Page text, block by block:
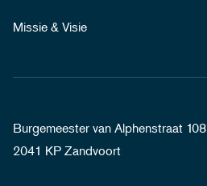
Missie & Visie
Burgemeester van Alphenstraat 108
2041 KP Zandvoort